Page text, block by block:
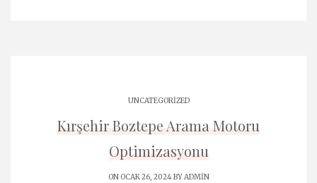
UNCATEGORIZED
Kırşehir Boztepe Arama Motoru
Optimizasyonu
ON OCAK 26, 2024 BYADMIN